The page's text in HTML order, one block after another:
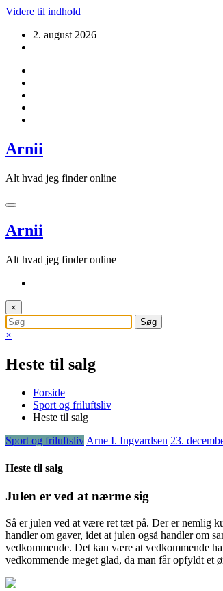
Videre til indhold
2. august 2026
Arnii
Alt hvad jeg finder online
Arnii
Alt hvad jeg finder online
×
×
Heste til salg
Forside
Sport og friluftsliv
Heste til salg
Sport og friluftslivArne I. Ingvardsen 23.
Heste til salg
Julen er ved at nærme sig
Så er julen ved at være ret tæt på. Der er nemlig
handler om gaver, idet at julen også handler om
vedkommende. Det kan være at vedkommende
vedkommende meget glad, da man får opfyldt et